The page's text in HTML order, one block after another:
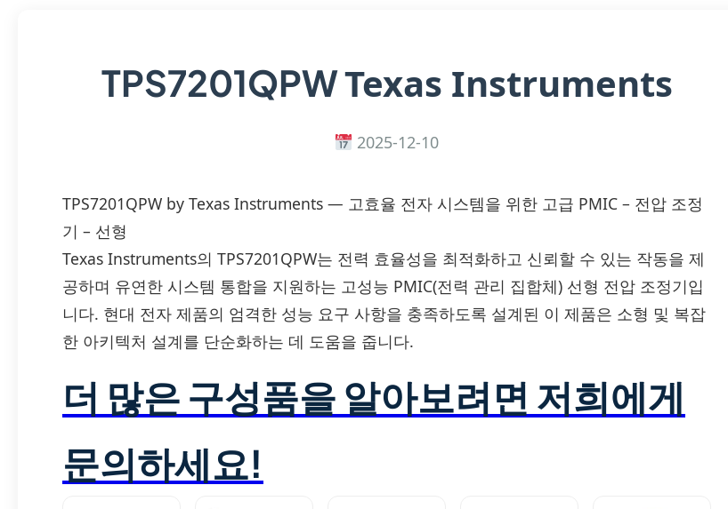
TPS7201QPWTexas Instruments
2025-12-10
TPS7201QPW by Texas Instruments — 고효율 전자 시스템을 위한 고급 PMIC – 전압 조정
기 – 선형
Texas Instruments의 TPS7201QPW는 전력 효율성을 최적화하고 신뢰할 수 있는 작동을 제
공하며 유연한 시스템 통합을 지원하는 고성능 PMIC(전력 관리 집합체) 선형 전압 조정기입
니다. 현대 전자 제품의 엄격한 성능 요구 사항을 충족하도록 설계된 이 제품은 소형 및 복잡
한 아키텍처 설계를 단순화하는 데 도움을 줍니다.
더 많은 구성품을 알아보려면 저희에게
문의하세요!